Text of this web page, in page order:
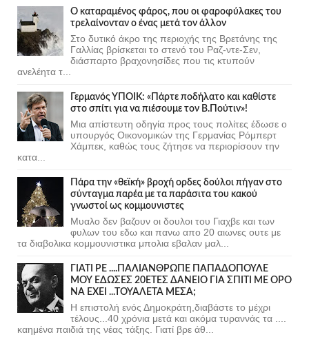
Ο καταραμένος φάρος, που οι φαροφύλακες του
τρελαίνονταν ο ένας μετά τον άλλον
Στο δυτικό άκρο της περιοχής της Βρετάνης της
Γαλλίας βρίσκεται το στενό του Ραζ-ντε-Σεν,
διάσπαρτο βραχονησίδες που τις κτυπούν
ανελέητα τ...
Γερμανός ΥΠΟΙΚ: «Πάρτε ποδήλατο και καθίστε
στο σπίτι για να πιέσουμε τον Β.Πούτιν»!
Μια απίστευτη οδηγία προς τους πολίτες έδωσε ο
υπουργός Οικονομικών της Γερμανίας Ρόμπερτ
Χάμπεκ, καθώς τους ζήτησε να περιορίσουν την
κατα...
Πάρα την «θεϊκή» βροχή ορδες δούλοι πήγαν στο
σύνταγμα παρέα με τα παράσιτα του κακού
γνωστοί ως κομμουνιστες
Μυαλο δεν βαζουν οι δουλοι του Γιαχβε και των
φυλων του εδω και πανω απο 20 αιωνες ουτε με
τα διαβολικα κομμουνιστικα μπολια εβαλαν μαλ...
ΓΙΑΤΙ ΡΕ ....ΠΑΛΙΑΝΘΡΩΠΕ ΠΑΠΑΔΟΠΟΥΛΕ
ΜΟΥ ΕΔΩΣΕΣ 20ΕΤΕΣ ΔΑΝΕΙΟ ΓΙΑ ΣΠΙΤΙ ΜΕ ΟΡΟ
ΝΑ ΕΧΕΙ ...ΤΟΥΑΛΕΤΑ ΜΕΣΑ;
Η επιστολή ενός Δημοκράτη,διαβάστε το μέχρι
τέλους...40 χρόνια μετά και ακόμα τυραννάς τα ....
καημένα παιδιά της νέας τάξης. Γιατί βρε άθ...